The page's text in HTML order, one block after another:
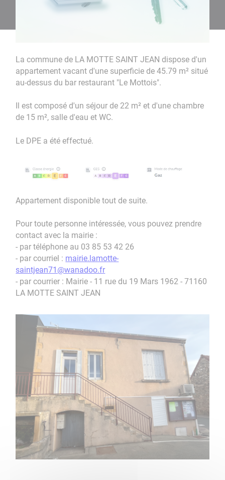
La commune de LA MOTTE SAINT JEAN dispose d'un
appartement vacant d'une superficie de 45.79 m² situé
au-dessus du bar restaurant "Le Mottois".
Il est composé d'un séjour de 22 m² et d'une chambre
de 15 m², salle d'eau et WC.
Le DPE a été effectué.
Appartement disponible tout de suite.
Pour toute personne intéressée, vous pouvez prendre
contact avec la mairie :
- par téléphone au 03 85 53 42 26
- par courriel : mairie.lamotte-
saintjean71@wanadoo.fr
- par courrier : Mairie - 11 rue du 19 Mars 1962 - 71160
LA MOTTE SAINT JEAN​​​